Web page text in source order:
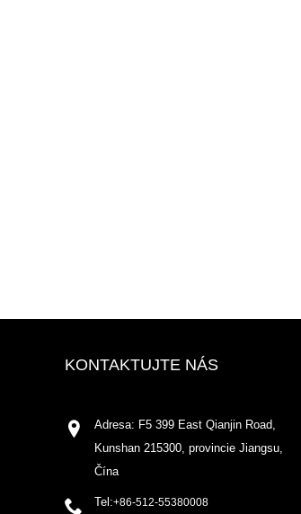
KONTAKTUJTE NÁS
Adresa: F5 399 East Qianjin Road,
Kunshan 215300, provincie Jiangsu,
Čína
Tel:+86-512-55380008